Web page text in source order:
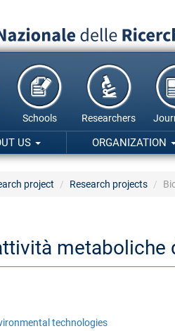
Schools Researchers
US ORGANIZATION
project Research projects
metaboliche
technologies